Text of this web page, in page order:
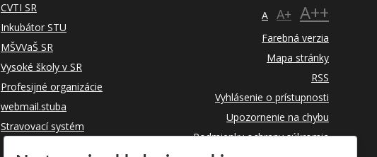
CVTI SR
Inkubátor STU
MŠVVaŠ SR
Vysoké školy v SR
Profesijné organizácie
webmail.stuba
Stravovací systém
A A+ A++
Farebná verzia
Mapa stránky
RSS
Vyhlásenie o prístupnosti
Upozornenie na chybu
Podmienky ochrany súkromia